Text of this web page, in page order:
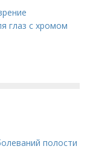
глаз с хромом
полости